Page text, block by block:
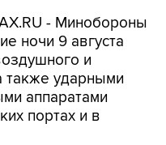
- Минобороны
ночи 9 августа
и
также ударными
аппаратами
портах и в